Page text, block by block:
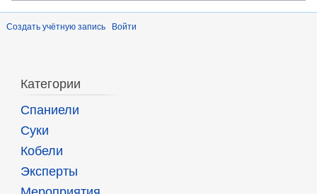
Создать учётную запись Войти
Категории
Спаниели
Суки
Кобели
Эксперты